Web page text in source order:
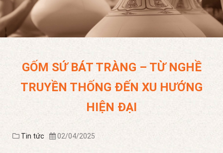
GỐM SỨ BÁT TRÀNG – TỪ NGHỀ
TRUYỀN THỐNG ĐẾN XU HƯỚNG
HIỆN ĐẠI
Tin tức 02/04/2025